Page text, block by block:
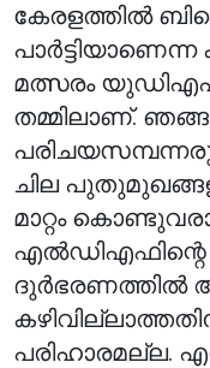
കേരളത്തിൽ
മത്സരം
തമ്മിലാണ്.
ചില
മാറ്റം
എൽഡിഎഫിന്റെ
ദുർഭരണത്തിൽ
പരിഹാരമല്ല.